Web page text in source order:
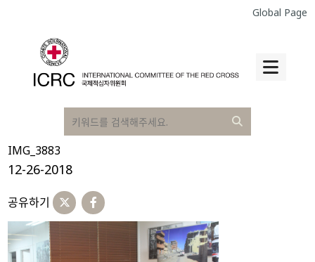
Global Page
IMG_3883
12-26-2018
공유하기